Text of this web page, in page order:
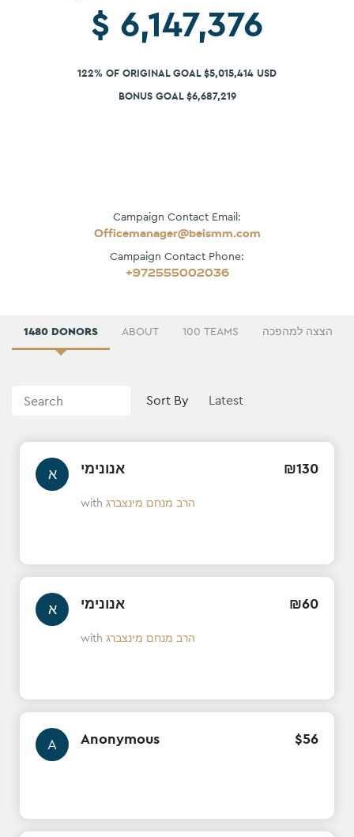
$ 6,147,376
122% OF ORIGINAL GOAL $5,015,414 USD
BONUS GOAL $6,687,219
Campaign Contact Email:
Officemanager@beismm.com
Campaign Contact Phone:
+972555002036
1480 DONORS ABOUT 100 TEAMS הצצה למהפכה
Sort By
א אנונימי ₪130
with הרב מנחם מינצברג
א אנונימי ₪60
with הרב מנחם מינצברג
A Anonymous $56